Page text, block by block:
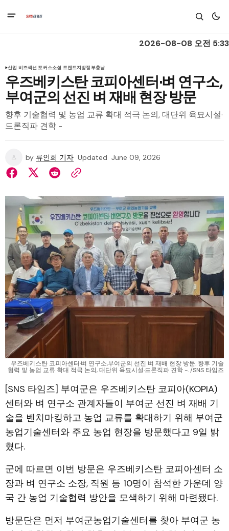
2026-08-08 오전 5:33
산업 비즈섹션 포커스소셜 트렌드지방정부충남
우즈베키스탄 코피아센터·벼 연구소,
부여군의 선진 벼 재배 현장 방문
향후 기술협력 및 농업 교류 확대 적극 논의, 대단위 육묘시설·
드론직파 견학 -
by 류인희 기자 Updated June 09, 2026
우즈베키스탄 코피아센터·벼 연구소,부여군의 선진 벼 재배 현장 방문. 향후 기술
협력 및 농업 교류 확대 적극 논의, 대단위 육묘시설·드론직파 견학 -. /SNS 타임즈
[SNS 타임즈] 부여군은 우즈베키스탄 코피아(KOPIA)
센터와 벼 연구소 관계자들이 부여군 선진 벼 재배 기
술을 벤치마킹하고 농업 교류를 확대하기 위해 부여군
농업기술센터와 주요 농업 현장을 방문했다고 9일 밝
혔다.
군에 따르면 이번 방문은 우즈베키스탄 코피아센터 소
장과 벼 연구소 소장, 직원 등 10명이 참석한 가운데 양
국 간 농업 기술협력 방안을 모색하기 위해 마련됐다.
방문단은 먼저 부여군농업기술센터를 찾아 부여군 농